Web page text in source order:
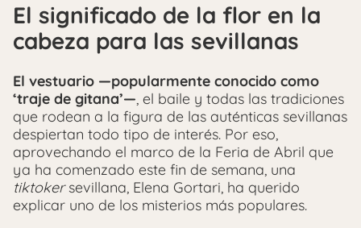
El significado de la flor en la
cabeza para las sevillanas
El vestuario —popularmente conocido como
‘traje de gitana’—, el baile y todas las tradiciones
que rodean a la figura de las auténticas sevillanas
despiertan todo tipo de interés. Por eso,
aprovechando el marco de la Feria de Abril que
ya ha comenzado este fin de semana, una
tiktokersevillana, Elena Gortari, ha querido
explicar uno de los misterios más populares.